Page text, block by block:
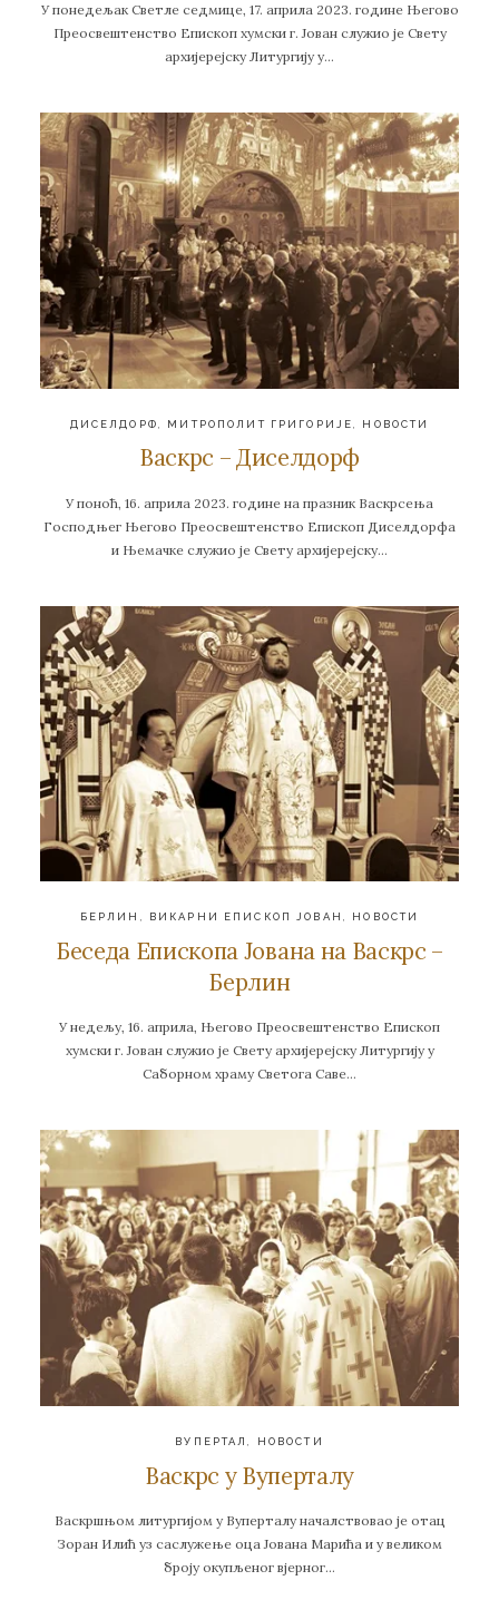
У понедељак Светле седмице, 17. априла 2023. године Његово
Преосвештенство Епископ хумски г. Јован служио је Свету
архијерејску Литургију у…
ДИСЕЛДОРФ МИТРОПОЛИТ ГРИГОРИЈЕ НОВОСТИ
Васкрс – Диселдорф
У поноћ, 16. априла 2023. године на празник Васкрсења
Господњег Његово Преосвештенство Епископ Диселдорфа
и Њемачке служио је Свету архијерејску…
БЕРЛИН , ВИКАРНИ ЕПИСКОП ЈОВАН , НОВОСТИ
Беседа Епископа Јована на Васкрс –
Берлин
У недељу, 16. априла, Његово Преосвештенство Епископ
хумски г. Јован служио је Свету архијерејску Литургију у
Саборном храму Светога Саве…
ВУПЕРТАЛ НОВОСТИ
Васкрс у Вуперталу
Васкршњом литургијом у Вуперталу началствовао је отац
Зоран Илић уз саслужење оца Јована Марића и у великом
броју окупљеног вјерног…